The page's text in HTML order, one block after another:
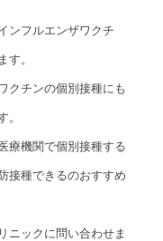
ンフルエンザワクチ
す。
クチンの個別接種にも
。
療機関で個別接種する
接種できるのおすすめ
ニックに問い合わせま